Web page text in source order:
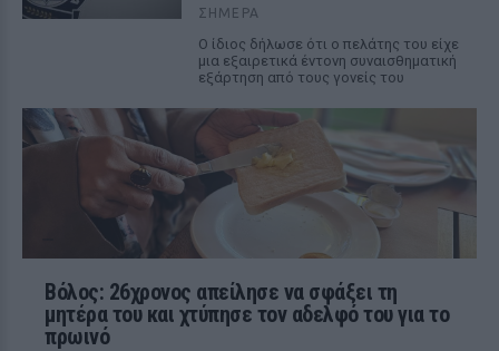
ΣΉΜΕΡΑ
Ο ίδιος δήλωσε ότι ο πελάτης του είχε
μια εξαιρετικά έντονη συναισθηματική
εξάρτηση από τους γονείς του
Βόλος: 26χρονος απείλησε να σφάξει τη
μητέρα του και χτύπησε τον αδελφό του για το
πρωινό